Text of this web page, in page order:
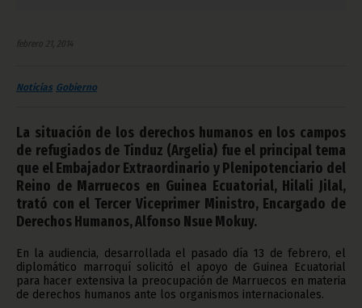
febrero 21, 2014
Noticias Gobierno
La situación de los derechos humanos en los campos
de refugiados de Tinduz (Argelia) fue el principal tema
que el Embajador Extraordinario y Plenipotenciario del
Reino de Marruecos en Guinea Ecuatorial, Hilali Jilal,
trató con el Tercer Viceprimer Ministro, Encargado de
Derechos Humanos, Alfonso Nsue Mokuy.
En la audiencia, desarrollada el pasado día 13 de febrero, el
diplomático marroquí solicitó el apoyo de Guinea Ecuatorial
para hacer extensiva la preocupación de Marruecos en materia
de derechos humanos ante los organismos internacionales.